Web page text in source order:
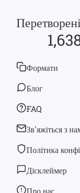
Формати
Блог
FAQ
Зв'яжіться з
Політика
Дісклеймер
Про нас